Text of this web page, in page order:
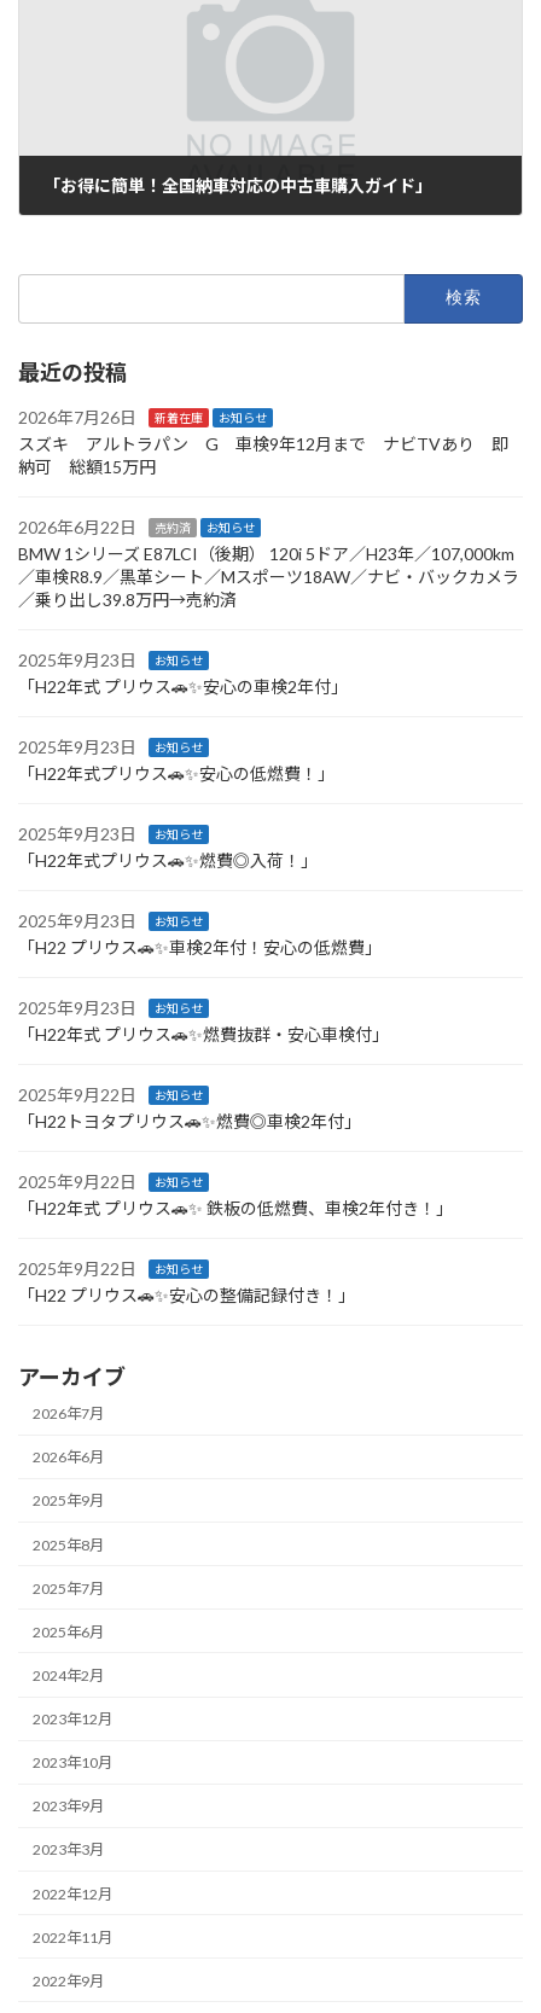
「お得に簡単！全国納車対応の中古車購入ガイド」
最近の投稿
2026年7月26日 新着在庫 お知らせ
スズキ アルトラパン G 車検9年12月まで ナビTVあり 即
納可 総額15万円
2026年6月22日 売約済 お知らせ
BMW 1シリーズ E87LCI（後期） 120i 5ドア／H23年／107,000km
／車検R8.9／黒革シート／Mスポーツ18AW／ナビ・バックカメラ
／乗り出し39.8万円→売約済
2025年9月23日 お知らせ
「H22年式 プリウス🚗✨安心の車検2年付」
2025年9月23日 お知らせ
「H22年式プリウス🚗✨安心の低燃費！」
2025年9月23日 お知らせ
「H22年式プリウス🚗✨燃費◎入荷！」
2025年9月23日 お知らせ
「H22 プリウス🚗✨車検2年付！安心の低燃費」
2025年9月23日 お知らせ
「H22年式 プリウス🚗✨燃費抜群・安心車検付」
2025年9月22日 お知らせ
「H22トヨタプリウス🚗✨燃費◎車検2年付」
2025年9月22日 お知らせ
「H22年式 プリウス🚗✨ 鉄板の低燃費、車検2年付き！」
2025年9月22日 お知らせ
「H22 プリウス🚗✨安心の整備記録付き！」
アーカイブ
2026年7月
2026年6月
2025年9月
2025年8月
2025年7月
2025年6月
2024年2月
2023年12月
2023年10月
2023年9月
2023年3月
2022年12月
2022年11月
2022年9月